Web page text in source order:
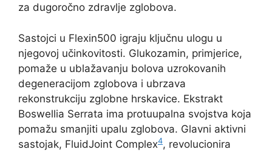
za dugoročno zdravlje zglobova.
Sastojci u Flexin500 igraju ključnu ulogu u
njegovoj učinkovitosti. Glukozamin, primjerice,
pomaže u ublažavanju bolova uzrokovanih
degeneracijom zglobova i ubrzava
rekonstrukciju zglobne hrskavice. Ekstrakt
Boswellia Serrata ima protuupalna svojstva koja
pomažu smanjiti upalu zglobova. Glavni aktivni
sastojak, FluidJoint Complex4, revolucionira